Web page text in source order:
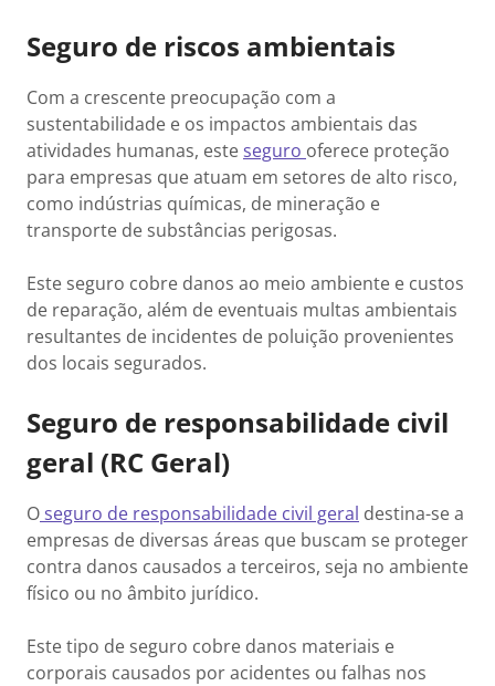
Seguro de riscos ambientais
Com a crescente preocupação com a
sustentabilidade e os impactos ambientais das
atividades humanas, esteseguro oferece proteção
para empresas que atuam em setores de alto risco,
como indústrias químicas, de mineração e
transporte de substâncias perigosas.
Este seguro cobre danos ao meio ambiente e custos
de reparação, além de eventuais multas ambientais
resultantes de incidentes de poluição provenientes
dos locais segurados.
Seguro de responsabilidade civil
geral (RC Geral)
Oseguro de responsabilidade civil geral destina-se a
empresas de diversas áreas que buscam se proteger
contra danos causados a terceiros, seja no ambiente
físico ou no âmbito jurídico.
Este tipo de seguro cobre danos materiais e
corporais causados por acidentes ou falhas nos